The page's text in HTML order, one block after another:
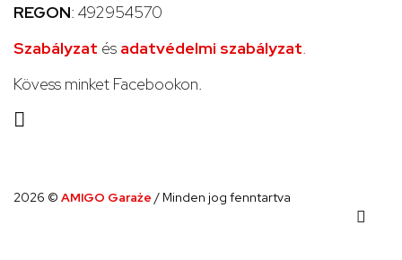
REGON: 492954570
Szabályzat és adatvédelmi szabályzat.
Kövess minket Facebookon.
2026 © AMIGO Garaże / Minden jog fenntartva